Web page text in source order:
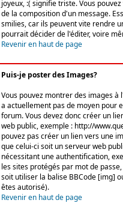
joyeux, :( signifie triste. Vous
de la composition d'un message.
smilies, car ils peuvent vite rendre
pourrait décider de l'éditer, voire
Revenir en haut de page
Puis-je poster des Images?
Vous pouvez montrer des images
a actuellement pas de moyen pour
forum. Vous devez donc créer un
web public, exemple : http://
pouvez pas créer un lien vers une
que celui-ci soit un serveur web
nécessitant une authentification,
les sites protégés par mot de
soit utiliser la balise BBCode [img]
êtes autorisé).
Revenir en haut de page